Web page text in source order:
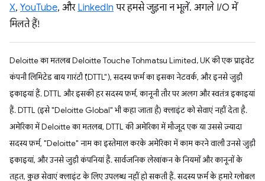
X, YouTube, और LinkedIn पर हमसे जुड़ना न भूलें. अगले I/O में
मिलते हैं!
Deloitte का मतलब Deloitte Touche Tohmatsu Limited, UK की एक प्राइवेट
कंपनी लिमिटेड बाय गारंटी ("DTTL"), सदस्य फ़र्म का इसका नेटवर्क, और इनसे जुड़ी
इकाइयां हैं. DTTL और इसकी हर सदस्य फ़र्म, कानूनी तौर पर अलग और स्वतंत्र इकाइयां
हैं. DTTL (इसे "Deloitte Global" भी कहा जाता है) क्लाइंट को सेवाएं नहीं देता है.
अमेरिका में Deloitte का मतलब, DTTL की अमेरिका में मौजूद एक या उससे ज़्यादा
सदस्य फ़र्म, "Deloitte" नाम का इस्तेमाल करके अमेरिका में काम करने वाली उनसे जुड़ी
इकाइयां, और उनसे जुड़ी कंपनियां हैं. सार्वजनिक लेखांकन के नियमों और कानूनों के
तहत, कुछ सेवाएं क्लाइंट के लिए उपलब्ध नहीं हो सकती हैं. सदस्य फ़र्म के हमारे ग्लोबल